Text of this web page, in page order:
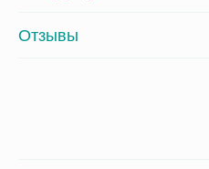
Отзывы